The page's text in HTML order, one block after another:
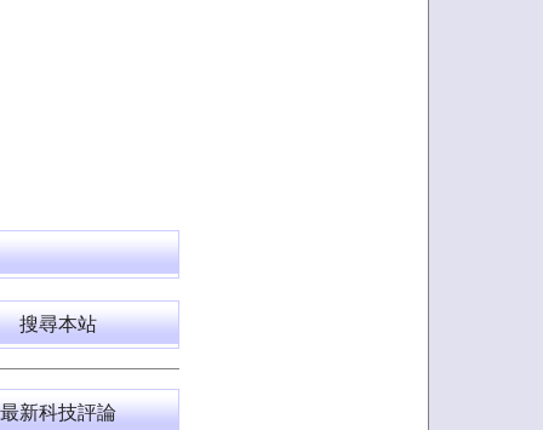
搜尋本站
最新科技評論